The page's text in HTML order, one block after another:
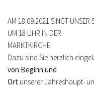
AM 18.09.2021 SINGT UNSER
UM 18 UHR IN DER
MARKTKIRCHE!
Dazu sind Sie herzlich
von Beginn und
Ort unserer Jahreshaupt-